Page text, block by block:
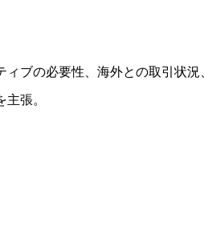
ブの必要性、海外との取引状
張。